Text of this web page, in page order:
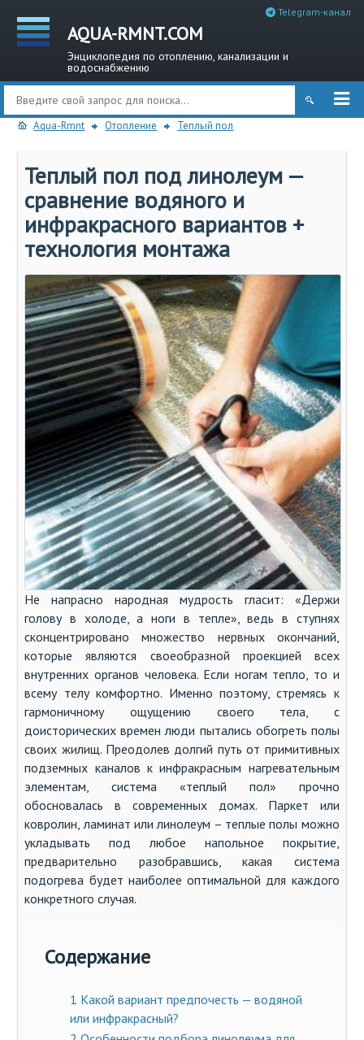
AQUA-RMNT.COM
Энциклопедия по отоплению, канализации и
водоснабжению
Telegram-канал
Aqua-Rmnt Отопление Теплый пол
Теплый пол под линолеум —
сравнение водяного и
инфракрасного вариантов +
технология монтажа
Не напрасно народная мудрость гласит: «Держи
голову в холоде, а ноги в тепле», ведь в ступнях
сконцентрировано множество нервных окончаний,
которые являются своеобразной проекцией всех
внутренних органов человека. Если ногам тепло, то и
всему телу комфортно. Именно поэтому, стремясь к
гармоничному ощущению своего тела, с
доисторических времен люди пытались обогреть полы
своих жилищ. Преодолев долгий путь от примитивных
подземных каналов к инфракрасным нагревательным
элементам, система «теплый пол» прочно
обосновалась в современных домах. Паркет или
ковролин, ламинат или линолеум – теплые полы можно
укладывать под любое напольное покрытие,
предварительно разобравшись, какая система
подогрева будет наиболее оптимальной для каждого
конкретного случая.
Содержание
1 Какой вариант предпочесть — водяной
или инфракрасный?